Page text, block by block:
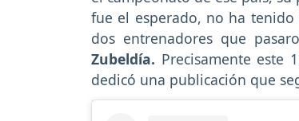
fue el esperado, no ha
dos entrenadores que
Zubeldía. Precisamente este
dedicó una publicación que